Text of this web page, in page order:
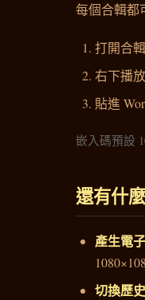
每個合輯都
打開合輯
右下播
貼進
嵌入碼預設
還有什
產生電
切換歷